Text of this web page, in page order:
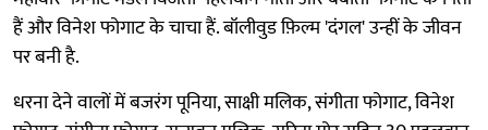
हैं और विनेश फोगाट के चाचा हैं. बॉलीवुड फ़िल्म 'दंगल' उन्हीं के जीवन
पर बनी है.
धरना देने वालों में बजरंग पूनिया, साक्षी मलिक, संगीता फोगाट, विनेश